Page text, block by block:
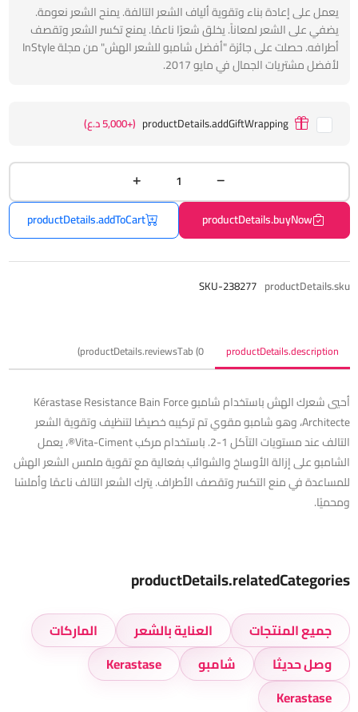
يعمل على إعادة بناء وتقوية ألياف الشعر التالفة. يمنح الشعر نعومة.
يضفي على الشعر لمعاناً. يخلق شعرًا ناعمًا. يمنع تكسر الشعر وتقصف
أطرافه. حصلت على جائزة "أفضل شامبو للشعر الهش" من مجلة InStyle
لأفضل مشتريات الجمال في مايو 2017.
productDetails.addGiftWrapping (+5,000 د.ع)
productDetails.buyNow
productDetails.addToCart
productDetails.sku
SKU-238277
productDetails.description
productDetails.reviewsTab (0)
أحيي شعرك الهش باستخدام شامبو Kérastase Resistance Bain Force
Architecte، وهو شامبو مقوي تم تركيبه خصيصًا لتنظيف وتقوية الشعر
التالف عند مستويات التآكل 1-2. باستخدام مركب Vita-Ciment®، يعمل
الشامبو على إزالة الأوساخ والشوائب بفعالية مع تقوية ملمس الشعر الهش
للمساعدة في منع التكسر وتقصف الأطراف. يترك الشعر التالف ناعمًا وأملسًا
ومحميًا.
productDetails.relatedCategories
جميع المنتجات العناية بالشعر
الماركات
وصل حديثا
شامبو
Kerastase
Kerastase